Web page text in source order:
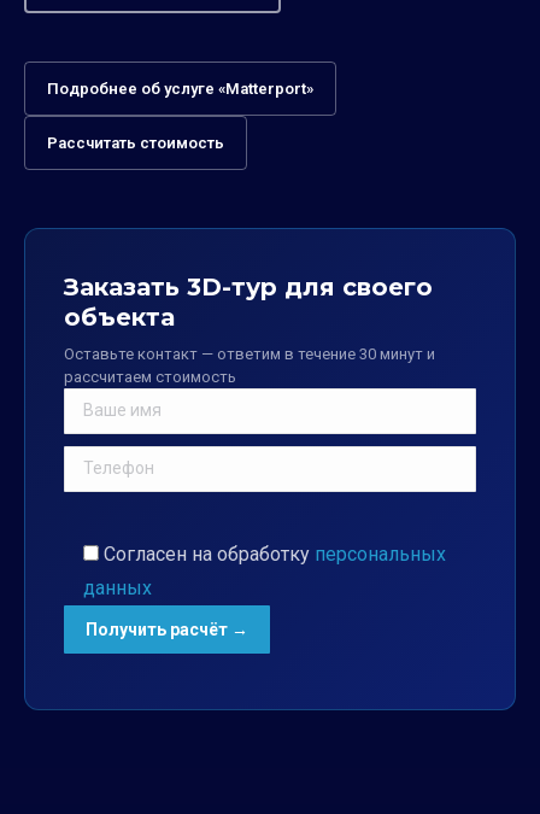
Подробнее об услуге «Matterport»
Рассчитать стоимость
Заказать 3D-тур для своего
объекта
Оставьте контакт — ответим в течение 30 минут и
рассчитаем стоимость
Согласен на обработку персональных
данных